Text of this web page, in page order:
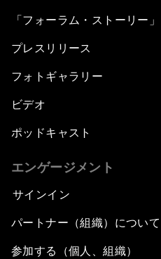
「フォーラム・ストーリー」
プレスリリース
フォトギャラリー
ビデオ
ポッドキャスト
エンゲージメント
サインイン
パートナー（組織）について
参加する（個人、組織）